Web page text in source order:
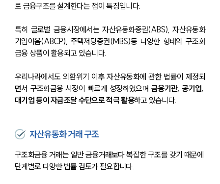
로 금융구조를 설계한다는 점이 특징입니다.
특히 글로벌 금융시장에서는 자산유동화증권(ABS), 자산유동화
기업어음(ABCP), 주택저당증권(MBS)등 다양한 형태의 구조화
금융 상품이 활용되고 있습니다.
우리나라에서도 외환위기 이후 자산유동화에 관한 법률이 제정되
면서 구조화금융 시장이 빠르게 성장하였으며 금융기관, 공기업,
대기업 등이 자금조달 수단으로 적극 활용하고 있습니다.
자산유동화 거래 구조
구조화금융 거래는 일반 금융거래보다 복잡한 구조를 갖기 때문에
단계별로 다양한 법률 검토가 필요합니다.